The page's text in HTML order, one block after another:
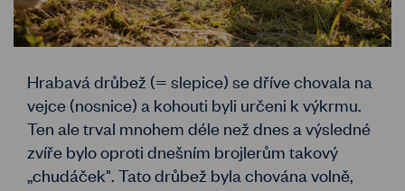
Hrabavá drůbež (= slepice) se dříve chovala na
vejce (nosnice) a kohouti byli určeni k výkrmu.
Ten ale trval mnohem déle než dnes a výsledné
zvíře bylo oproti dnešním brojlerům takový
„chudáček". Tato drůbež byla chována volně,